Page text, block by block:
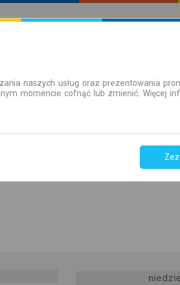
naszych usług oraz prezentowania
momencie cofnąć lub zmienić. Więcej